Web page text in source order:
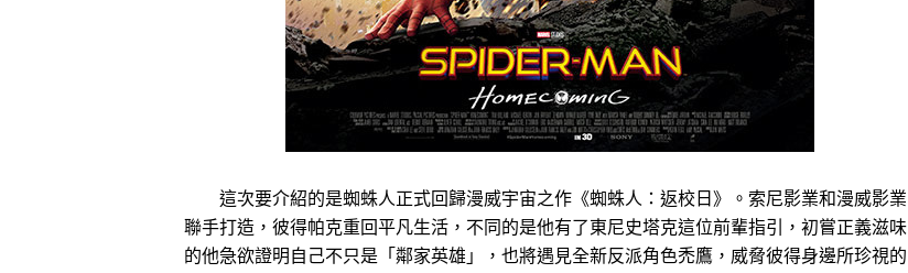
這次要介紹的是蜘蛛人正式回歸漫威宇宙之作《蜘蛛人：返校日》。索尼影業和漫威影業
聯手打造，彼得帕克重回平凡生活，不同的是他有了東尼史塔克這位前輩指引，初嘗正義滋味
的他急欲證明自己不只是「鄰家英雄」，也將遇見全新反派角色禿鷹，威脅彼得身邊所珍視的